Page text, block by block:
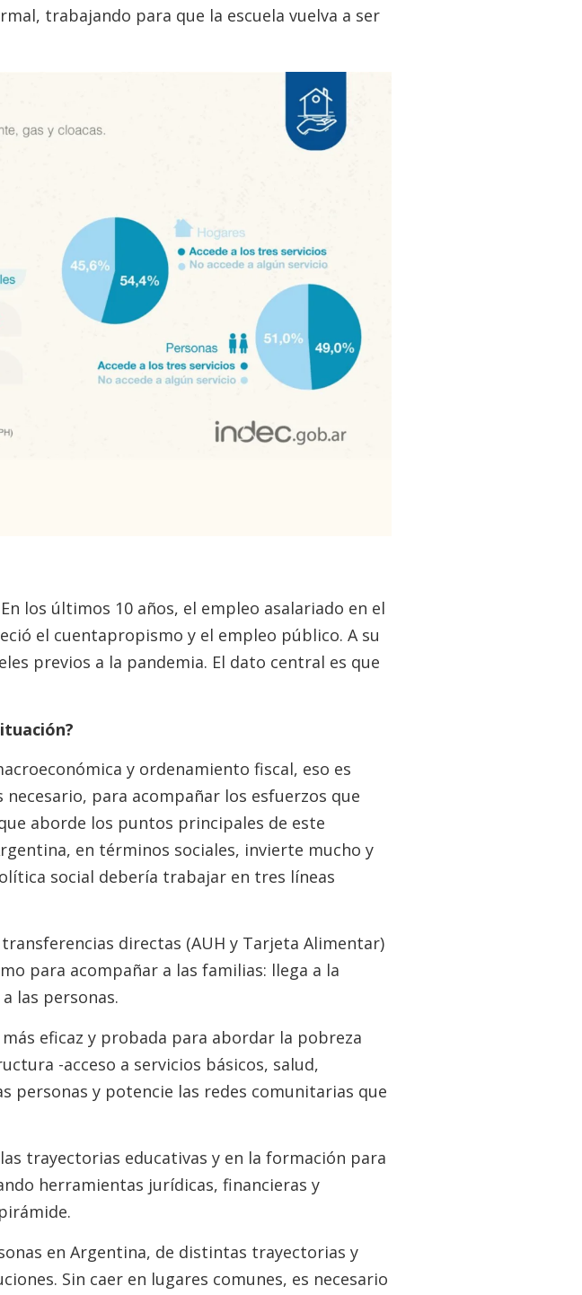
trabajando para que la escuela vuelva a ser
los últimos 10 años, el empleo asalariado en el
el cuentapropismo y el empleo público. A su
previos a la pandemia. El dato central es que
y ordenamiento fiscal, eso es
para acompañar los esfuerzos que
aborde los puntos principales de este
en términos sociales, invierte mucho y
social debería trabajar en tres líneas
directas (AUH y Tarjeta Alimentar)
para acompañar a las familias: llega a la
las personas.
eficaz y probada para abordar la pobreza
-acceso a servicios básicos, salud,
personas y potencie las redes comunitarias que
trayectorias educativas y en la formación para
herramientas jurídicas, financieras y
en Argentina, de distintas trayectorias y
Sin caer en lugares comunes, es necesario